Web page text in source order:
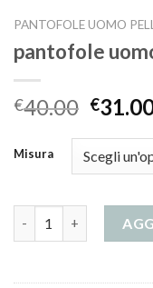
PANTOFOLE UOMO
pantofole
€40.00 €
Misura